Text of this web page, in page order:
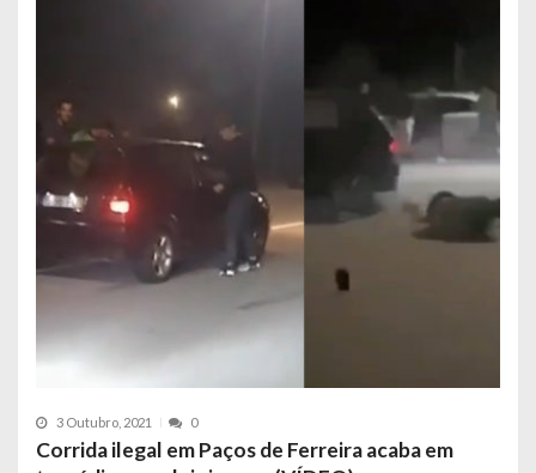
3 Outubro, 2021 0
Corrida ilegal em Paços de Ferreira acaba em